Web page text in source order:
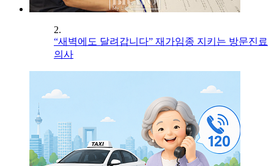
2.
“새벽에도 달려갑니다” 재가임종 지키는 방문진료
의사